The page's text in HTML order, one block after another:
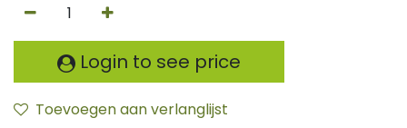
Login to see price
Toevoegen aan verlanglijst